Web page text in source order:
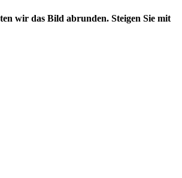
wir das Bild abrunden. Steigen Sie mit